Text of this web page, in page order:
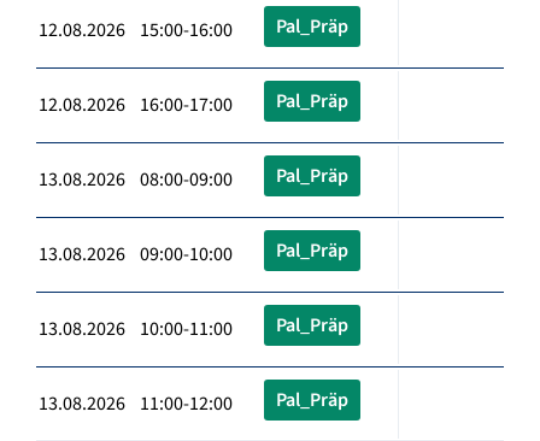
12.08.2026 15:00-16:00 Pal_Präp
12.08.2026 16:00-17:00 Pal_Präp
13.08.2026 08:00-09:00 Pal_Präp
13.08.2026 09:00-10:00 Pal_Präp
13.08.2026 10:00-11:00 Pal_Präp
13.08.2026 11:00-12:00 Pal_Präp